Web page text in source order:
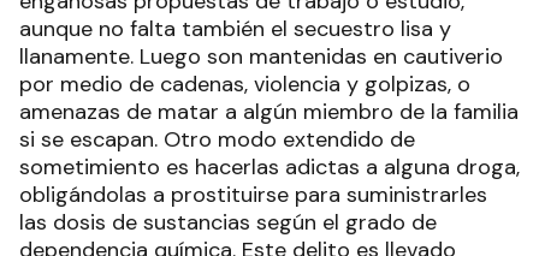
aunque no falta también el secuestro lisa y
llanamente. Luego son mantenidas en cautiverio
por medio de cadenas, violencia y golpizas, o
amenazas de matar a algún miembro de la familia
si se escapan. Otro modo extendido de
sometimiento es hacerlas adictas a alguna droga,
obligándolas a prostituirse para suministrarles
las dosis de sustancias según el grado de
dependencia química. Este delito es llevado